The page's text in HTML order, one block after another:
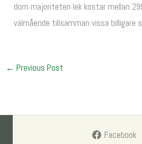
dom majoriteten lek kostar mellan
välmående tillsamman vissa billigare
← Previous Post
Facebook